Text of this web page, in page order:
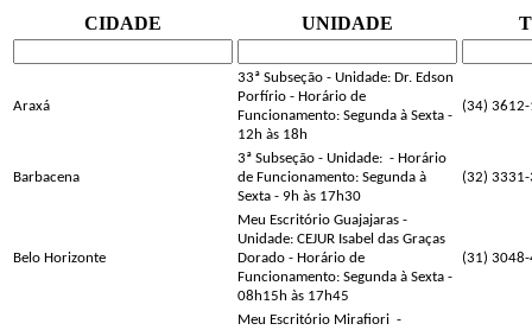
CIDADE UNIDADE
Araxá
33ª Subseção - Unidade: Dr. Edson
Porfírio - Horário de
Funcionamento: Segunda à Sexta -
12h às 18h
(34)
Barbacena
3ª Subseção - Unidade: - Horário
de Funcionamento: Segunda à
Sexta - 9h às 17h30
(32)
Belo Horizonte
Meu Escritório Guajajaras -
Unidade: CEJUR Isabel das Graças
Dorado - Horário de
Funcionamento: Segunda à Sexta -
08h15h às 17h45
(31)
Meu Escritório Mirafiori -